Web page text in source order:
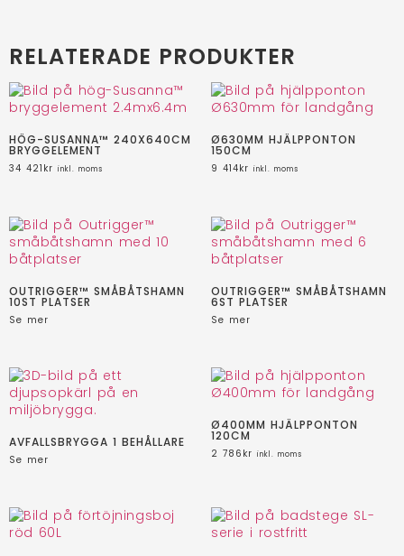
RELATERADE PRODUKTER
HÖG-SUSANNA™ 240X640CM
BRYGGELEMENT
34 421 kr inkl. moms
Ø630MM HJÄLPPONTON
150CM
9 414kr inkl. moms
OUTRIGGER™ SMÅBÅTSHAMN
10ST PLATSER
Se mer
OUTRIGGER™ SMÅBÅTSHAMN
6ST PLATSER
Se mer
AVFALLSBRYGGA 1 BEHÅLLARE
Se mer
Ø400MM HJÄLPPONTON
120CM
2 786 kr inkl. moms